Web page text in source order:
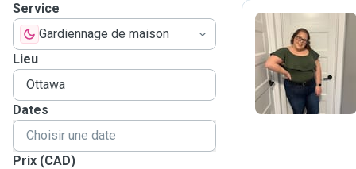
Service
Gardiennage de maison
Lieu
Dates
Prix (CAD)
D